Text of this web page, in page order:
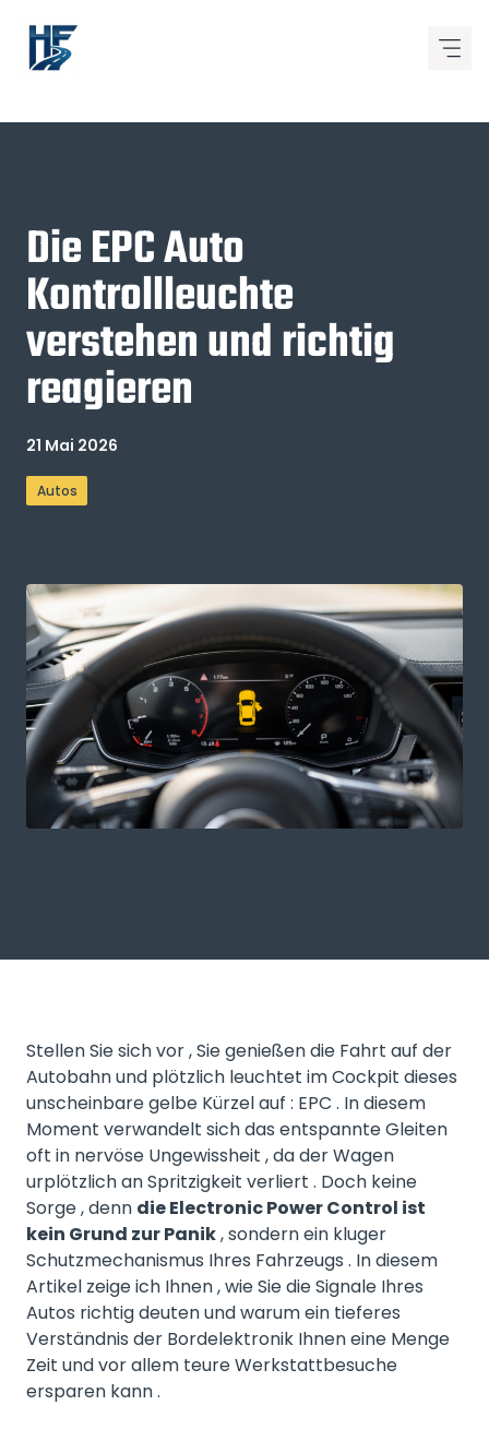
Inhalt
springen
Die EPC Auto
Kontrollleuchte
verstehen und richtig
reagieren
21 Mai 2026
Autos
Stellen Sie sich vor , Sie genießen die Fahrt auf der
Autobahn und plötzlich leuchtet im Cockpit dieses
unscheinbare gelbe Kürzel auf : EPC . In diesem
Moment verwandelt sich das entspannte Gleiten
oft in nervöse Ungewissheit , da der Wagen
urplötzlich an Spritzigkeit verliert . Doch keine
Sorge , denn die Electronic Power Control ist
kein Grund zur Panik, sondern ein kluger
Schutzmechanismus Ihres Fahrzeugs . In diesem
Artikel zeige ich Ihnen , wie Sie die Signale Ihres
Autos richtig deuten und warum ein tieferes
Verständnis der Bordelektronik Ihnen eine Menge
Zeit und vor allem teure Werkstattbesuche
ersparen kann .